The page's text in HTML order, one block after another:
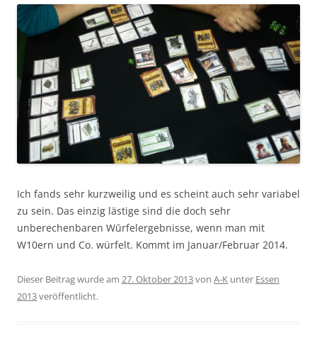
Ich fands sehr kurzweilig und es scheint auch sehr variabel
zu sein. Das einzig lästige sind die doch sehr
unberechenbaren Wūrfelergebnisse, wenn man mit
W10ern und Co. würfelt. Kommt im Januar/Februar 2014.
Dieser Beitrag wurde am 27. Oktober 2013von A-K unter Essen
2013veröffentlicht.